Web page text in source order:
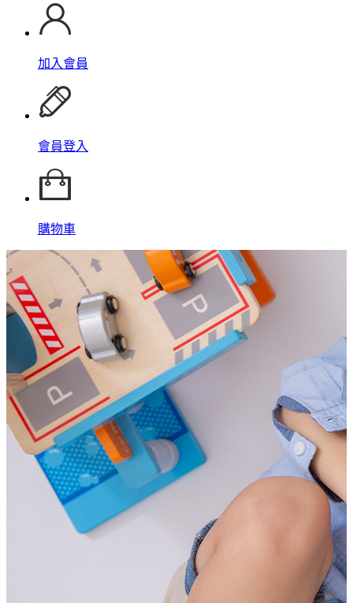
加入會員
會員登入
購物車